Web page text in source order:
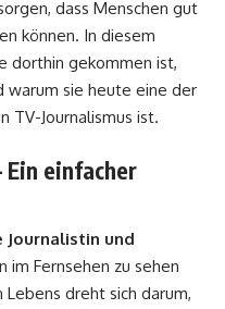
dass Menschen gut
können. In diesem
dorthin gekommen ist,
warum sie heute eine der
TV-Journalismus ist.
Ein einfacher
Journalistin und
im Fernsehen zu sehen
dreht sich darum,